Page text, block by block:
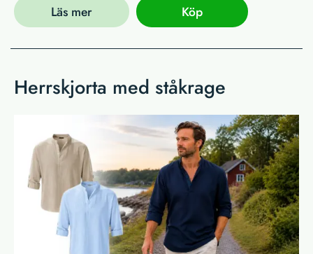
Läs mer Köp
Herrskjorta med ståkrage